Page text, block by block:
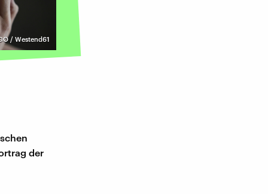
/ Westend61
der